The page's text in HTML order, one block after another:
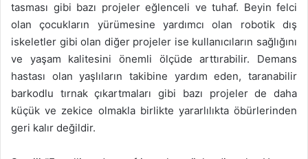
tasması gibi bazı projeler eğlenceli ve tuhaf. Beyin felci
olan çocukların yürümesine yardımcı olan robotik dış
iskeletler gibi olan diğer projeler ise kullanıcıların sağlığını
ve yaşam kalitesini önemli ölçüde arttırabilir. Demans
hastası olan yaşlıların takibine yardım eden, taranabilir
barkodlu tırnak çıkartmaları gibi bazı projeler de daha
küçük ve zekice olmakla birlikte yararlılıkta öbürlerinden
geri kalır değildir.